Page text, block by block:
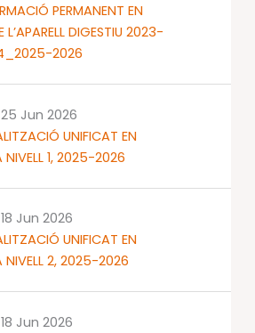
PERMANENT EN
DIGESTIU 2023-
2026
UNIFICAT EN
NIVELL 1, 2025-2026
25 Jun 2026
UNIFICAT EN
NIVELL 2, 2025-2026
18 Jun 2026
18 Jun 2026